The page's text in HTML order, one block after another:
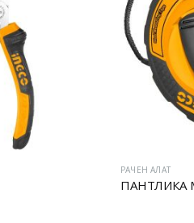
РАЧЕН АЛАТ
ПАНТЛИКА